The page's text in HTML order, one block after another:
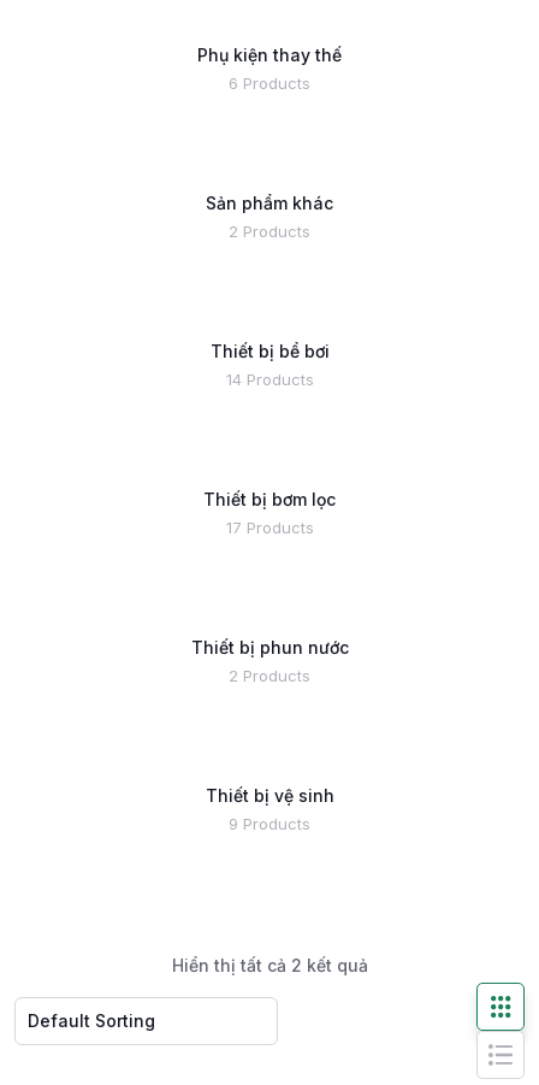
Phụ kiện thay thế
6 Products
Sản phẩm khác
2 Products
Thiết bị bể bơi
14 Products
Thiết bị bơm lọc
17 Products
Thiết bị phun nước
2 Products
Thiết bị vệ sinh
9 Products
Hiển thị tất cả 2 kết quả